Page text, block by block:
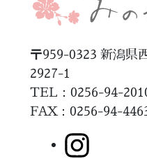
〒959-0323 新潟県
2927-1
TEL：0256-94-
FAX：0256-94-